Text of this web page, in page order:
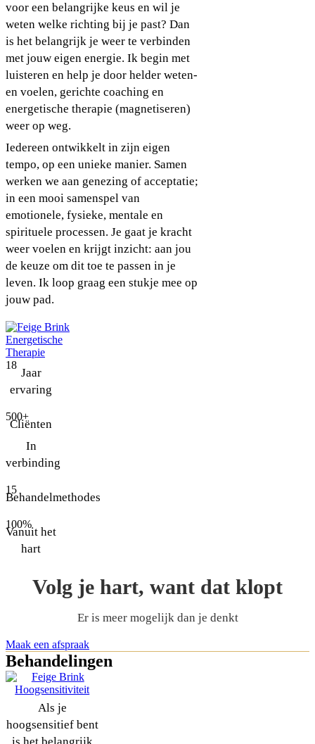
voor een belangrijke keus en wil je
weten welke richting bij je past? Dan
is het belangrijk je weer te verbinden
met jouw eigen energie. Ik begin met
luisteren en help je door helder weten-
en voelen, gerichte coaching en
energetische therapie (magnetiseren)
weer op weg.
Iedereen ontwikkelt in zijn eigen
tempo, op een unieke manier. Samen
werken we aan genezing of acceptatie;
in een mooi samenspel van
emotionele, fysieke, mentale en
spirituele processen. Je gaat je kracht
weer voelen en krijgt inzicht: aan jou
de keuze om dit toe te passen in je
leven. Ik loop graag een stukje mee op
jouw pad.
18
Jaar
ervaring
500+
Cliënten
In
verbinding
15
Behandelmethodes
100%
Vanuit het
hart
Volg je hart, want dat klopt
Er is meer mogelijk dan je denkt
Maak een afspraak
Behandelingen
Als je
hoogsensitief bent